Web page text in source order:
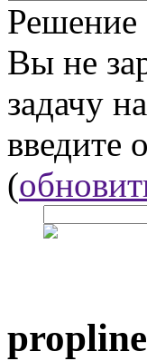
Решение
Вы не
задачу
введите
(